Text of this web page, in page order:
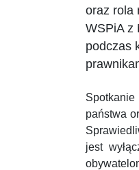
oraz rola
WSPiA z
podczas
państwa
jest